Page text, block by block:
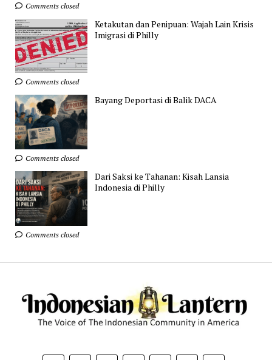
Comments closed
Ketakutan dan Penipuan: Wajah Lain Krisis
Imigrasi di Philly
Comments closed
Bayang Deportasi di Balik DACA
Comments closed
Dari Saksi ke Tahanan: Kisah Lansia
Indonesia di Philly
Comments closed